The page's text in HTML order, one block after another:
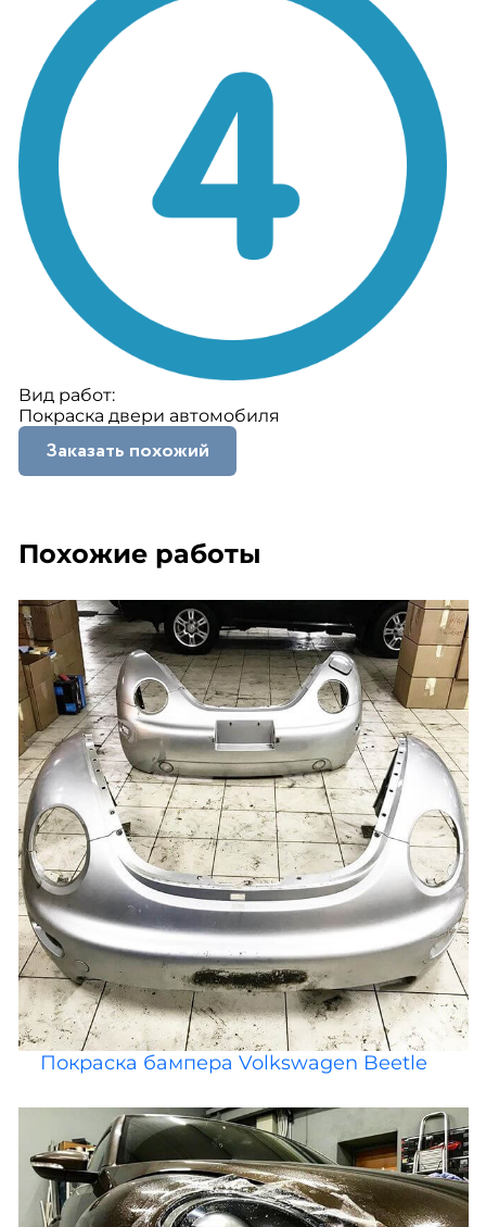
Вид работ:
Покраска двери автомобиля
Заказать похожий
Похожие работы
Покраска бампера Volkswagen Beetle